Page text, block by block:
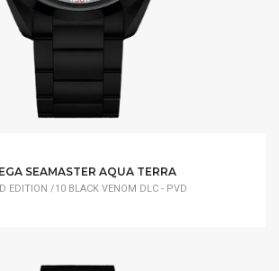
SEAMASTER AQUA TERRA
EDITION /10 BLACK VENOM DLC - PVD